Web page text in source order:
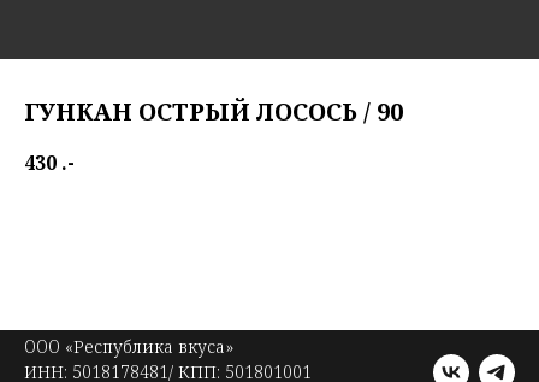
ГУНКАН ОСТРЫЙ ЛОСОСЬ / 90
430 .-
OOO «Республика вкуса»
ИНН: 5018178481/ КПП: 501801001